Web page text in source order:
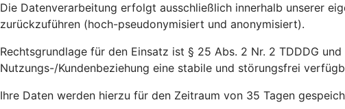
Die Datenverarbeitung erfolgt ausschließlich innerhalb unserer
zurückzuführen (hoch-pseudonymisiert und anonymisiert).
Rechtsgrundlage für den Einsatz ist § 25 Abs. 2 Nr. 2 TDDDG
Nutzungs-/Kundenbeziehung eine stabile und störungsfrei
Ihre Daten werden hierzu für den Zeitraum von 35 Tagen